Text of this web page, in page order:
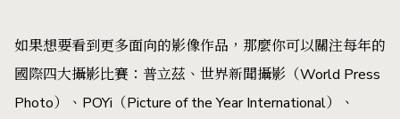
如果想要看到更多面向的影像作品，那麼你可以關注每年的
國際四大攝影比賽：普立茲、世界新聞攝影（World Press
Photo）、 POYi （Picture of the Year International）、